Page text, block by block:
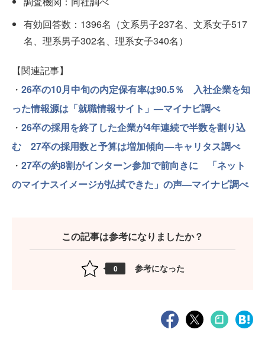
有効回答数：1396名（文系男子237名、文系女子517
名、理系男子302名、理系女子340名）
【関連記事】
・ 26卒の10月中旬の内定保有率は90.5％ 入社企業を知
った情報源は「就職情報サイト」—マイナビ調べ
・ 26卒の採用を終了した企業が4年連続で半数を割り込
む 27卒の採用数と予算は増加傾向—キャリタス調べ
・ 27卒の約8割がインターン参加で前向きに 「ネット
のマイナスイメージが払拭できた」の声—マイナビ調べ
この記事は参考になりましたか？
0 参考になった